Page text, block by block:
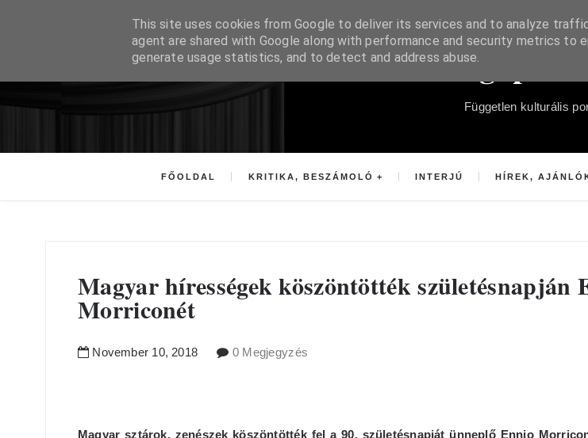
Független kulturális
FŐOLDAL KRITIKA, BESZÁMOLÓ INTERJÚ HÍREK,
Magyar hírességek köszöntötték születésnapján
Morriconét
November 10, 2018 0 Megjegyzés
Magyar sztárok, zenészek köszöntötték fel a 90. születésnapját ünneplő Ennio
This site uses cookies from Google to deliver its services and to analyze
agent are shared with Google along with performance and security metrics to
generate usage statistics, and to detect and address abuse.